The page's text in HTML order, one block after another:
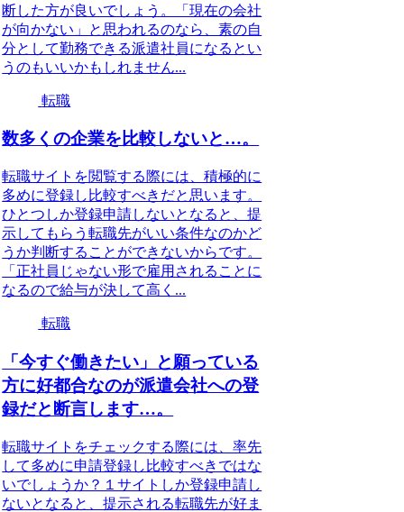
断した方が良いでしょう。「現在の会社
が向かない」と思われるのなら、素の自
分として勤務できる派遣社員になるとい
うのもいいかもしれません...
転職
数多くの企業を比較しないと…。
転職サイトを閲覧する際には、積極的に
多めに登録し比較すべきだと思います。
ひとつしか登録申請しないとなると、提
示してもらう転職先がいい条件なのかど
うか判断することができないからです。
「正社員じゃない形で雇用されることに
なるので給与が決して高く...
転職
「今すぐ働きたい」と願っている
方に好都合なのが派遣会社への登
録だと断言します…。
転職サイトをチェックする際には、率先
して多めに申請登録し比較すべきではな
いでしょうか？１サイトしか登録申請し
ないとなると、提示される転職先が好ま